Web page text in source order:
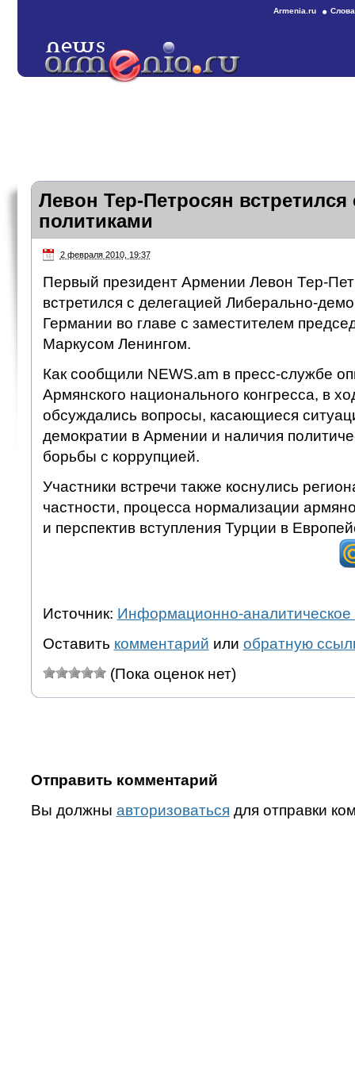
Armenia.ru
Левон Тер-Петросян встретился
политиками
2 февраля 2010, 19:37
Первый президент Армении Левон Тер-
встретился с делегацией Либерально-
Германии во главе с заместителем
Маркусом Ленингом.
Как сообщили NEWS.am в пресс-службе
Армянского национального конгресса, в
обсуждались вопросы, касающиеся
демократии в Армении и наличия
борьбы с коррупцией.
Участники встречи также коснулись
частности, процесса нормализации
и перспектив вступления Турции в
Источник: Информационно-аналитическое
Оставить комментарий или обратную
(Пока оценок нет)
Отправить комментарий
Вы должны авторизоваться для отправки